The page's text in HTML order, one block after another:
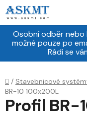
Přejít
na
obsah
Osobní odběr nebo
možné pouze po
Rádi se
Domů
/ Stavebnicové
BR-10 100x200L
Profil BR-